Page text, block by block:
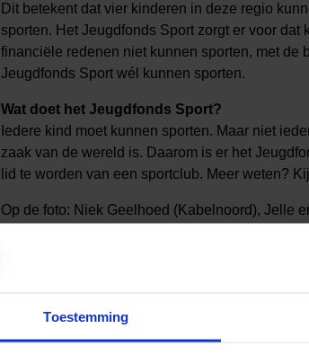
Toestemming
Dit betekent dat vier kinderen in deze regio
sporten. Het Jeugdfonds Sport zorgt er voor dat
financiële redenen niet kunnen sporten, met de
Jeugdfonds Sport wél kunnen sporten.
Wat doet het Jeugdfonds Sport?
Iedere kind moet kunnen sporten. Maar niet
zaak van de wereld is. Daarom is er het
lid te worden van een sportclub. Meer weten?
Op de foto: Niek Geelhoed (Kabelnoord), Jelle